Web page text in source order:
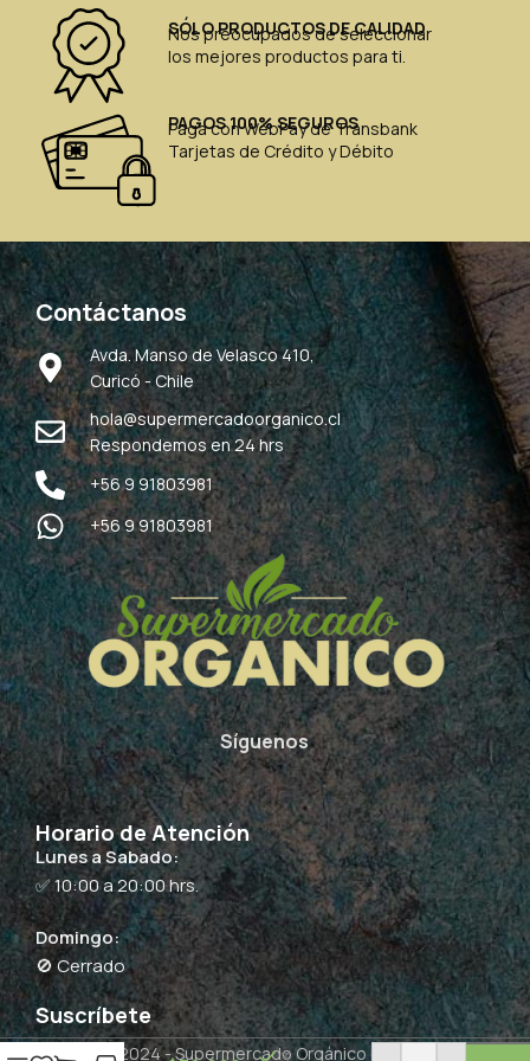
SÓLO PRODUCTOS DE CALIDAD
Nos preocupados de seleccionar
los mejores productos para ti.
PAGOS 100% SEGUROS
Paga con WebPay de Transbank
Tarjetas de Crédito y Débito
Contáctanos
Avda. Manso de Velasco 410,
Curicó - Chile
hola@supermercadoorganico.cl
Respondemos en 24 hrs
+56 9 91803981
+56 9 91803981
Síguenos
Horario de Atención
Lunes a Sabado:
✅ 10:00 a 20:00 hrs.
Domingo:
🚫 Cerrado
Suscríbete
Copyright 2024 -Supermercado Orgánico by QCommerce
Proteina
Vegana
Sabor